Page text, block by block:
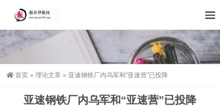
首页 » 理论文章 » 亚速钢铁厂内乌军和“亚速营”已投降
亚速钢铁厂内乌军和“亚速营”已投降